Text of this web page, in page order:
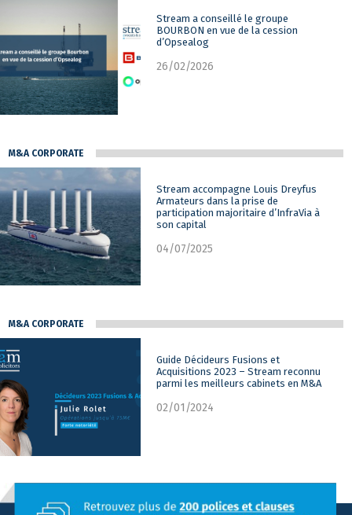
Stream a conseillé le groupe
BOURBON en vue de la cession
d’Opsealog
26/02/2026
M&A CORPORATE
Stream accompagne Louis Dreyfus
Armateurs dans la prise de
participation majoritaire d’InfraVia à
son capital
04/07/2025
M&A CORPORATE
Guide Décideurs Fusions et
Acquisitions 2023 – Stream reconnu
parmi les meilleurs cabinets en M&A
02/01/2024